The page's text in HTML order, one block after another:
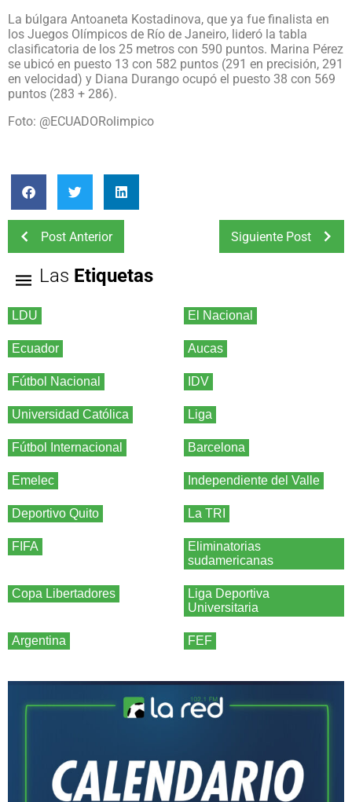
La búlgara Antoaneta Kostadinova, que ya fue finalista en
los Juegos Olímpicos de Río de Janeiro, lideró la tabla
clasificatoria de los 25 metros con 590 puntos. Marina Pérez
se ubicó en puesto 13 con 582 puntos (291 en precisión, 291
en velocidad) y Diana Durango ocupó el puesto 38 con 569
puntos (283 + 286).
Foto: @ECUADORolimpico
Post Anterior Siguiente Post
Las Etiquetas
LDU El Nacional
Ecuador Aucas
Fútbol Nacional IDV
Universidad Católica Liga
Fútbol Internacional Barcelona
Emelec Independiente del Valle
Deportivo Quito La TRI
FIFA
Eliminatorias
sudamericanas
Copa Libertadores
Liga Deportiva
Universitaria
Argentina FEF